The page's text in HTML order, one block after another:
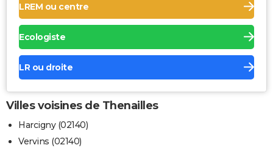
LREM ou centre
Ecologiste
LR ou droite
Villes voisines de Thenailles
Harcigny (02140)
Vervins (02140)